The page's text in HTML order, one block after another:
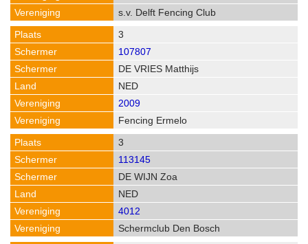
s.v. Delft Fencing Club
3
107807
DE VRIES Matthijs
NED
2009
Fencing Ermelo
3
113145
DE WIJN Zoa
NED
4012
Schermclub Den Bosch